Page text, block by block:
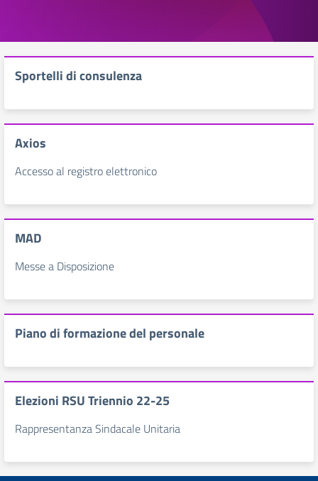
Sportelli di consulenza
Axios
Accesso al registro elettronico
MAD
Messe a Disposizione
Piano di formazione del personale
Elezioni RSU Triennio 22-25
Rappresentanza Sindacale Unitaria